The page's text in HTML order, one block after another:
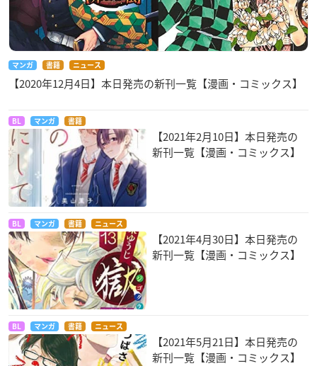
マンガ 書籍 ニュース
【2020年12月4日】本日発売の新刊一覧【漫画・コミックス】
BL マンガ 書籍
【2021年2月10日】本日発売の
新刊一覧【漫画・コミックス】
BL マンガ 書籍 ニュース
【2021年4月30日】本日発売の
新刊一覧【漫画・コミックス】
BL マンガ 書籍 ニュース
【2021年5月21日】本日発売の
新刊一覧【漫画・コミックス】